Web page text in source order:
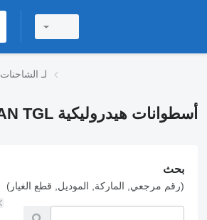
أسطوانات هيدروليكية MAN TGL لـ الشاحنات
أسطوانات هيدروليكية MAN TGL لـ الشاحنات
بحث
(رقم مرجعي, الماركة, الموديل, قطع الغيار)